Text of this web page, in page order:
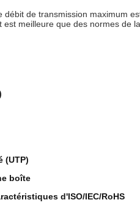
de transmission maximum
meilleure que des normes de
(UTP)
boîte
d'ISO/IEC/RoHS